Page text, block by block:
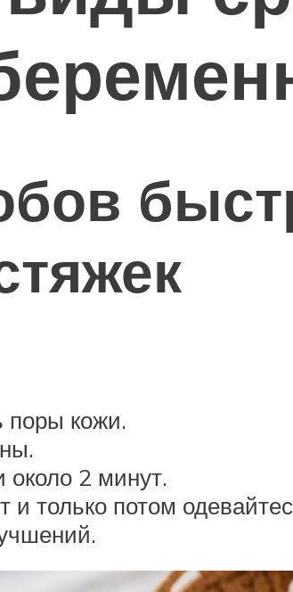
поры кожи.
около 2 минут.
и только потом